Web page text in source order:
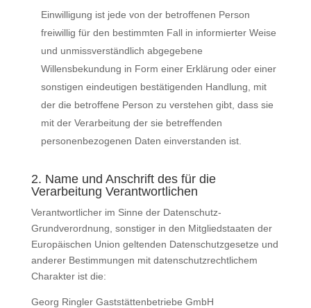
Einwilligung ist jede von der betroffenen Person
freiwillig für den bestimmten Fall in informierter Weise
und unmissverständlich abgegebene
Willensbekundung in Form einer Erklärung oder einer
sonstigen eindeutigen bestätigenden Handlung, mit
der die betroffene Person zu verstehen gibt, dass sie
mit der Verarbeitung der sie betreffenden
personenbezogenen Daten einverstanden ist.
2. Name und Anschrift des für die
Verarbeitung Verantwortlichen
Verantwortlicher im Sinne der Datenschutz-
Grundverordnung, sonstiger in den Mitgliedstaaten der
Europäischen Union geltenden Datenschutzgesetze und
anderer Bestimmungen mit datenschutzrechtlichem
Charakter ist die:
Georg Ringler Gaststättenbetriebe GmbH